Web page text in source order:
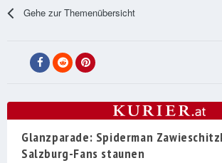
Gehe zur Themenübersicht
Glanzparade: Spiderman
Salzburg-Fans staunen